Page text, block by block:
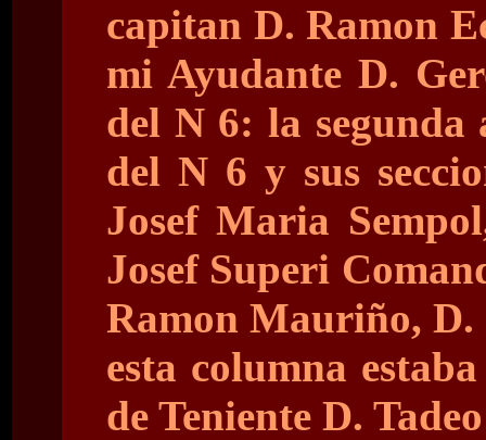
capitan D. Ramon
mi Ayudante D.
del N 6: la segunda
del N 6 y sus
Josef Maria
Josef Superi
Ramon Mauriño,
esta columna
de Teniente D.